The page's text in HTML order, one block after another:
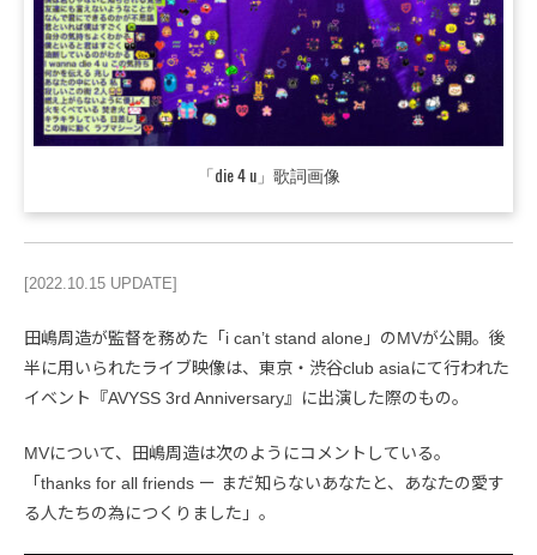
「die 4 u」歌詞画像
[2022.10.15 UPDATE]
田嶋周造が監督を務めた「i can’t stand alone」のMVが公開。後
半に用いられたライブ映像は、東京・渋谷club asiaにて行われた
イベント『AVYSS 3rd Anniversary』に出演した際のもの。
MVについて、田嶋周造は次のようにコメントしている。
「thanks for all friends ー まだ知らないあなたと、あなたの愛す
る人たちの為につくりました」。